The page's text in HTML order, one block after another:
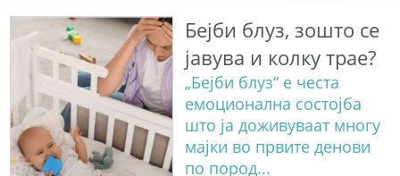
Бејби блуз, зошто се
јавува и колку трае?
„Бејби блуз“ е честа
емоционална состојба
што ја доживуваат многу
мајки во првите денови
по пород...